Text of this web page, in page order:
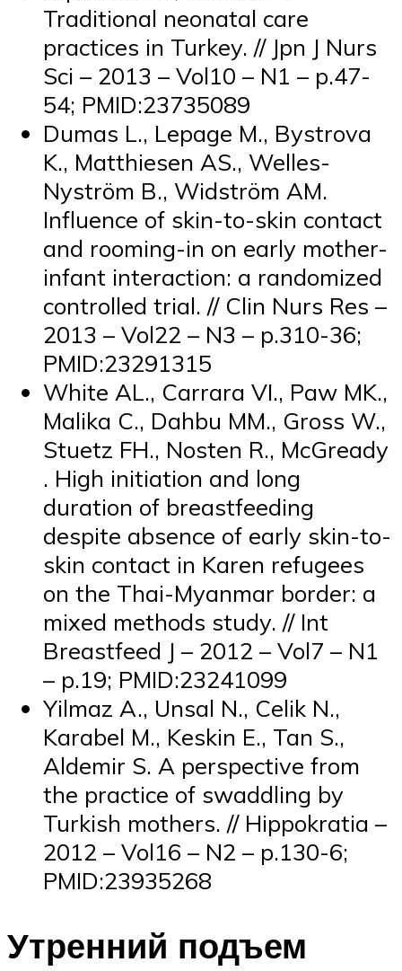
Traditional neonatal care
practices in Turkey. // Jpn J Nurs
Sci – 2013 – Vol10 – N1 – p.47-
54; PMID:23735089
Dumas L., Lepage M., Bystrova
K., Matthiesen AS., Welles-
Nyström B., Widström AM.
Influence of skin-to-skin contact
and rooming-in on early mother-
infant interaction: a randomized
controlled trial. // Clin Nurs Res –
2013 – Vol22 – N3 – p.310-36;
PMID:23291315
White AL., Carrara VI., Paw MK.,
Malika C., Dahbu MM., Gross W.,
Stuetz FH., Nosten R., McGready
. High initiation and long
duration of breastfeeding
despite absence of early skin-to-
skin contact in Karen refugees
on the Thai-Myanmar border: a
mixed methods study. // Int
Breastfeed J – 2012 – Vol7 – N1
– p.19; PMID:23241099
Yilmaz A., Unsal N., Celik N.,
Karabel M., Keskin E., Tan S.,
Aldemir S. A perspective from
the practice of swaddling by
Turkish mothers. // Hippokratia –
2012 – Vol16 – N2 – p.130-6;
PMID:23935268
Утренний подъем